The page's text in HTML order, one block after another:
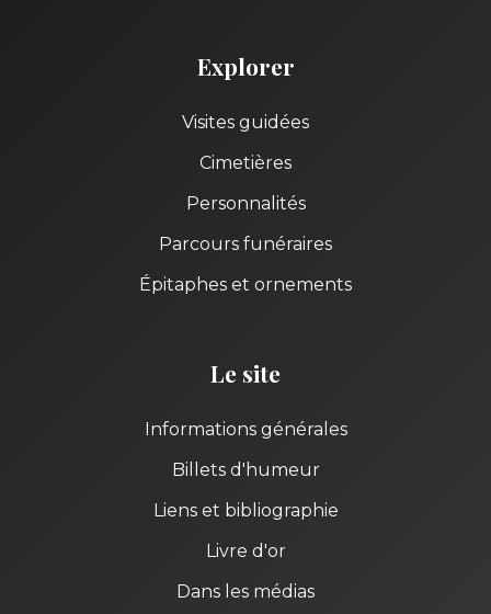
Explorer
Visites guidées
Cimetières
Personnalités
Parcours funéraires
Épitaphes et ornements
Le site
Informations générales
Billets d'humeur
Liens et bibliographie
Livre d'or
Dans les médias